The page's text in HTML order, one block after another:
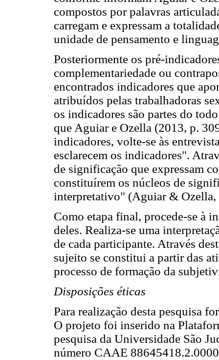
compostos por palavras
carregam e expressam a
unidade de pensamento e
Posteriormente os pré-
complementariedade ou
encontrados indicadores que
atribuídos pelas trabalhadoras
os indicadores são partes do
que Aguiar e Ozella (2013, p.
indicadores, volte-se às
esclarecem os indicadores".
de significação que expressam
constituírem os núcleos de
interpretativo" (Aguiar & Ozella,
Como etapa final, procede-se à
deles. Realiza-se uma
de cada participante. Através
sujeito se constitui a partir das
processo de formação da
Disposições éticas
Para realização desta pesquisa
O projeto foi inserido na
pesquisa da Universidade São
número CAAE